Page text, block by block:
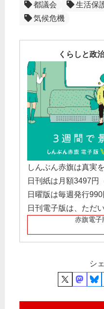
都議会
生活保
気候危機
くらしと政
しんぶん赤旗は真実
日刊紙は月額3497円
日曜版は毎週発行990
日刊電子版は、ただ
赤旗電
シ